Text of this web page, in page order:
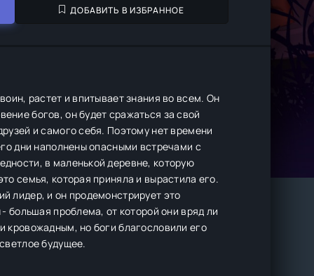
ДОБАВИТЬ В ИЗБРАННОЕ
растет и впитывает знания во всем. Он
богов, он будет сражаться за свой
и самого себя. Поэтому нет времени
дни наполнены опасными встречами с
в маленькой деревне, которую
семья, которая приняла и вырастила его.
лидер, и он продемонстрирует это
большая проблема, от которой они вряд ли
кровожадным, но боги благословили его
будущее.